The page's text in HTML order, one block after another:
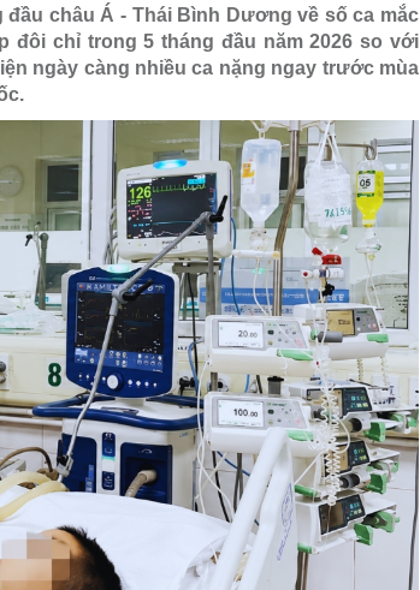
châu Á - Thái Bình Dương về số ca mắc
đôi chỉ trong 5 tháng đầu năm 2026 so với
ngày càng nhiều ca nặng ngay trước mùa